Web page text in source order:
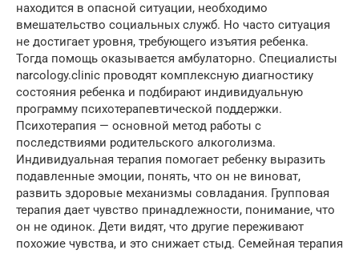
находится в опасной ситуации, необходимо
вмешательство социальных служб. Но часто ситуация
не достигает уровня, требующего изъятия ребенка.
Тогда помощь оказывается амбулаторно. Специалисты
narcology.clinic проводят комплексную диагностику
состояния ребенка и подбирают индивидуальную
программу психотерапевтической поддержки.
Психотерапия — основной метод работы с
последствиями родительского алкоголизма.
Индивидуальная терапия помогает ребенку выразить
подавленные эмоции, понять, что он не виноват,
развить здоровые механизмы совладания. Групповая
терапия дает чувство принадлежности, понимание, что
он не одинок. Дети видят, что другие переживают
похожие чувства, и это снижает стыд. Семейная терапия